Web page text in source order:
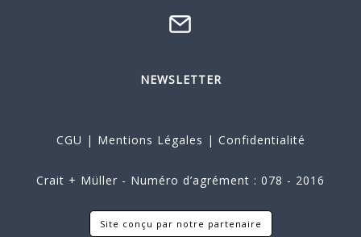
NEWSLETTER
CGU | Mentions Légales | Confidentialité
Crait + Müller - Numéro d’agrément : 078 - 2016
Site conçu par notre partenaire